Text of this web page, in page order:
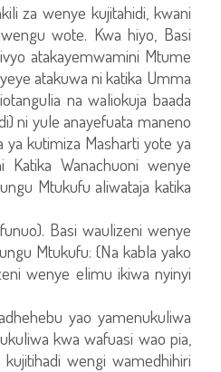
za wenye kujitahidi, kwani
wote. Kwa hiyo, Basi
atakayemwamini Mtume
atakuwa ni katika Umma
na waliokuja baada
ni yule anayefuata maneno
ya kutimiza Masharti yote ya
Wanachuoni wenye
Mtukufu aliwataja katika
Basi waulizeni wenye
Mtukufu: {Na kabla yako
wenye elimu ikiwa nyinyi
yao yamenukuliwa
kwa wafuasi wao pia,
wengi wamedhihiri